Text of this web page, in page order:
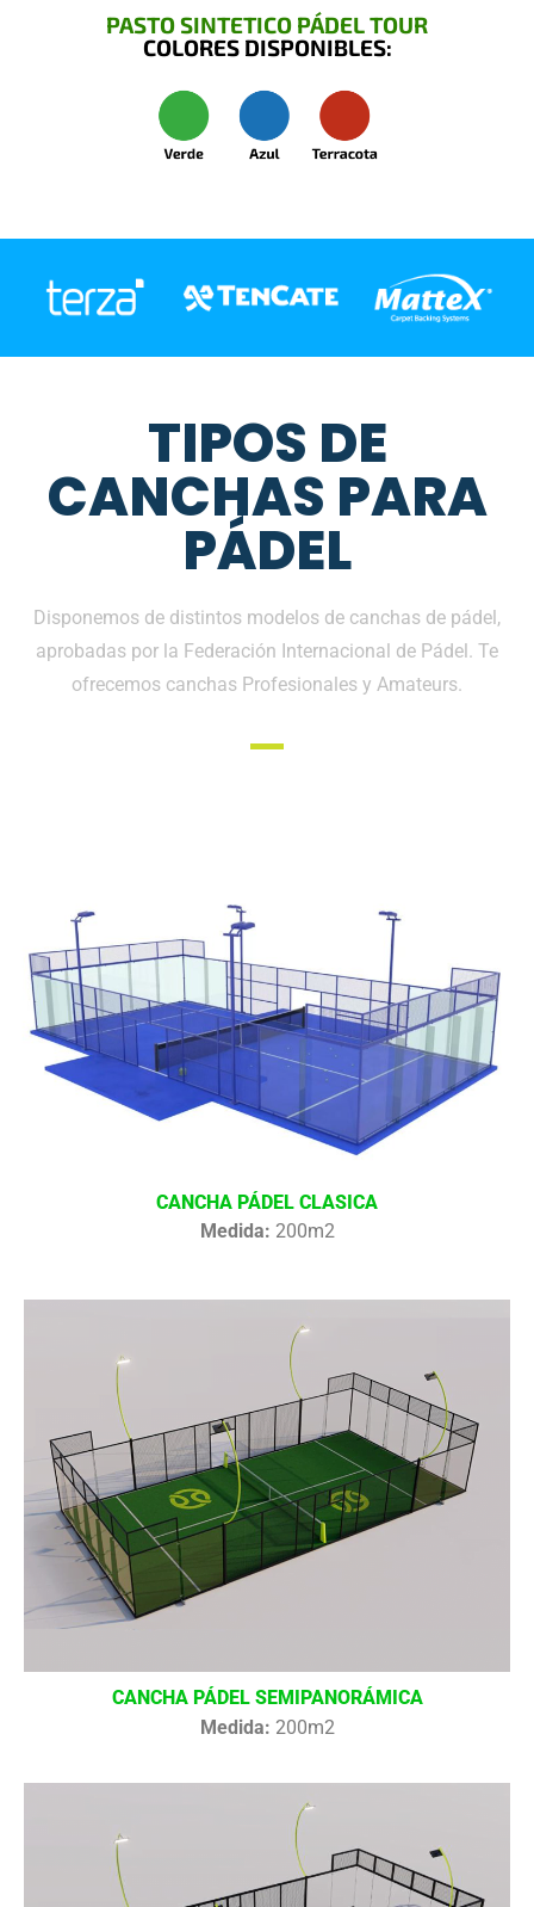
PASTO SINTETICO PÁDEL TOUR
COLORES DISPONIBLES:
TIPOS DE
CANCHAS PARA
PÁDEL
Disponemos de distintos modelos de canchas de pádel,
aprobadas por la Federación Internacional de Pádel. Te
ofrecemos canchas Profesionales y Amateurs.
CANCHA PÁDEL CLASICA
Medida: 200m2
CANCHA PÁDEL SEMIPANORÁMICA
Medida: 200m2